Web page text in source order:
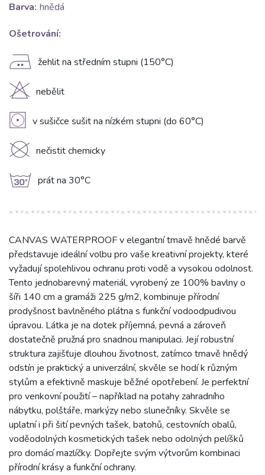
Barva: hnědá
Ošetrování:
E žehlit na středním stupni (150°C)
H nebělit
V v sušičce sušit na nízkém stupni (do 60°C)
K nečistit chemicky
g prát na 30°C
CANVAS WATERPROOF v elegantní tmavě hnědé barvě
představuje ideální volbu pro vaše kreativní projekty, které
vyžadují spolehlivou ochranu proti vodě a vysokou odolnost.
Tento jednobarevný materiál, vyrobený ze 100% bavlny o
šíři 140 cm a gramáži 225 g/m2, kombinuje přírodní
prodyšnost bavlněného plátna s funkční vodoodpudivou
úpravou. Látka je na dotek příjemná, pevná a zároveň
dostatečně pružná pro snadnou manipulaci. Její robustní
struktura zajišťuje dlouhou životnost, zatímco tmavě hnědý
odstín je praktický a univerzální, skvěle se hodí k různým
stylům a efektivně maskuje běžné opotřebení. Je perfektní
pro venkovní použití – například na potahy zahradního
nábytku, polštáře, markýzy nebo slunečníky. Skvěle se
uplatní i při šití pevných tašek, batohů, cestovních obalů,
voděodolných kosmetických tašek nebo odolných pelíšků
pro domácí mazlíčky. Dopřejte svým výtvorům kombinaci
přírodní krásy a funkční ochrany.